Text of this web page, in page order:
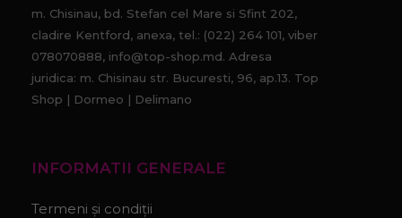
m. Chisinau, bd. Stefan cel Mare si Sfint 202,
cladire Kentford, anexa, tel.: (022) 264 101, viber
078070888, info@top-shop.md. Adresa
juridica: m. Chisinau str. Bucuresti, 96, ap.13. Top
Shop | Dormeo | Delimano
INFORMATII GENERALE
Termeni și condiții